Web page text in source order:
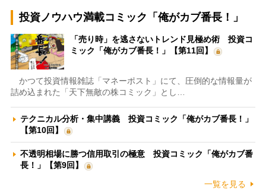
投資ノウハウ満載コミック「俺がカブ番長！」
「売り時」を逃さないトレンド見極め術 投資コ
ミック「俺がカブ番長！」【第11回】
かつて投資情報雑誌「マネーポスト」にて、圧倒的な情報量が
詰め込まれた「天下無敵の株コミック」とし…
テクニカル分析・集中講義 投資コミック「俺がカブ番長！」
【第10回】
不透明相場に勝つ信用取引の極意 投資コミック「俺がカブ番
長！」【第9回】
一覧を見る